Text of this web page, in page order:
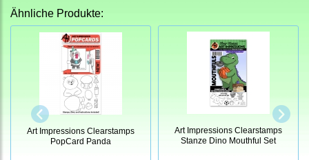
Ähnliche Produkte:
Art Impressions Clearstamps
PopCard Panda
Art Impressions Clearstamps
Stanze Dino Mouthful Set